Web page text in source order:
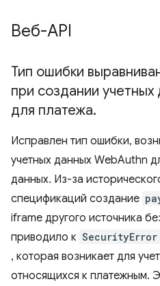
Веб-API
Тип ошибки
при создании учетных
для платежа.
Исправлен тип ошибки,
учетных данных WebAuthn
данных. Из-за
спецификаций создание
iframe другого источника
приводило к SecurityError
, которая возникает для
относящихся к платежным.